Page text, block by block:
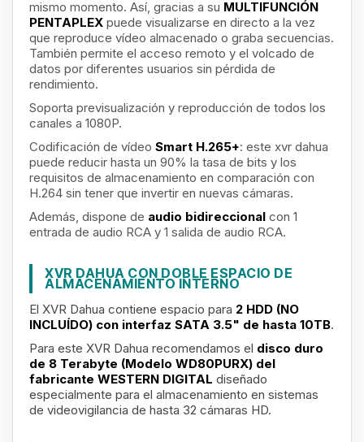
mismo momento. Así, gracias a su MULTIFUNCIÓN
PENTAPLEX puede visualizarse en directo a la vez
que reproduce vídeo almacenado o graba secuencias.
También permite el acceso remoto y el volcado de
datos por diferentes usuarios sin pérdida de
rendimiento.
Soporta previsualización y reproducción de todos los
canales a 1080P.
Codificación de vídeo Smart H.265+: este xvr dahua
puede reducir hasta un 90% la tasa de bits y los
requisitos de almacenamiento en comparación con
H.264 sin tener que invertir en nuevas cámaras.
Además, dispone de audio bidireccional con 1
entrada de audio RCA y 1 salida de audio RCA.
XVR DAHUA CON DOBLE ESPACIO DE
ALMACENAMIENTO INTERNO
El XVR Dahua contiene espacio para 2 HDD (NO
INCLUÍDO) con interfaz SATA 3.5" de hasta 10TB.
Para este XVR Dahua recomendamos el disco duro
de 8 Terabyte (Modelo WD80PURX) del
fabricante WESTERN DIGITAL diseñado
especialmente para el almacenamiento en sistemas
de videovigilancia de hasta 32 cámaras HD.